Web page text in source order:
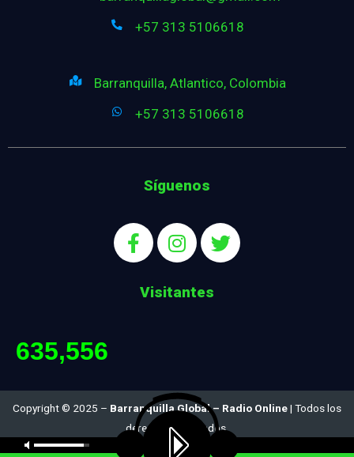
+57 313 5106618
Barranquilla, Atlantico, Colombia
+57 313 5106618
Síguenos
Visitantes
635,556
Copyright © 2025 – Barranquilla Global – Radio Online| Todos los
derechos reservados.
Diseñado por:Ing. Juan Carlos Satizábal S.. :: jcsatizabal@gmail.com